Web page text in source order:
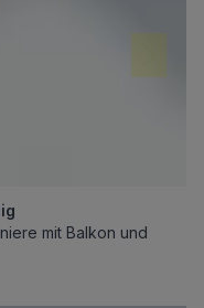
mit Balkon und